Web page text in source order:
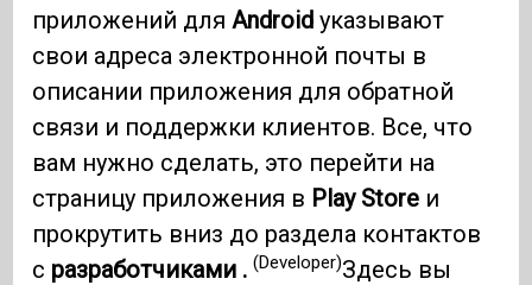
приложений для Android указывают
свои адреса электронной почты в
описании приложения для обратной
связи и поддержки клиентов. Все, что
вам нужно сделать, это перейти на
страницу приложения в Play Store и
прокрутить вниз до раздела контактов
с разработчиками .(Developer)Здесь вы